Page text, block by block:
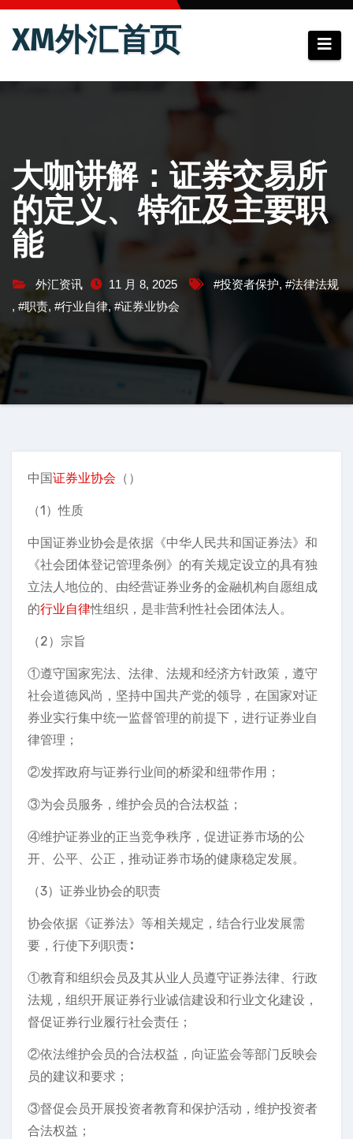
跳
XM外汇首页
大咖讲解：证券交易所
的定义、特征及主要职
能
外汇资讯 11 月 8, 2025 #投资者保护, #法律法规
, #职责, #行业自律,#证券业协会
中国证券业协会 （）
（1）性质
中国证券业协会是依据《中华人民共和国证券法》和
《社会团体登记管理条例》的有关规定设立的具有独
立法人地位的、由经营证券业务的金融机构自愿组成
的行业自律性组织，是非营利性社会团体法人。
（2）宗旨
①遵守国家宪法、法律、法规和经济方针政策，遵守
社会道德风尚，坚持中国共产党的领导，在国家对证
券业实行集中统一监督管理的前提下，进行证券业自
律管理；
②发挥政府与证券行业间的桥梁和纽带作用；
③为会员服务，维护会员的合法权益；
④维护证券业的正当竞争秩序，促进证券市场的公
开、公平、公正，推动证券市场的健康稳定发展。
（3）证券业协会的职责
协会依据《证券法》等相关规定，结合行业发展需
要，行使下列职责∶
①教育和组织会员及其从业人员遵守证券法律、行政
法规，组织开展证券行业诚信建设和行业文化建设，
督促证券行业履行社会责任；
②依法维护会员的合法权益，向证监会等部门反映会
员的建议和要求；
③督促会员开展投资者教育和保护活动，维护投资者
合法权益；